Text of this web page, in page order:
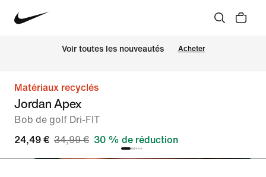
Voir toutes les nouveautés Acheter
Matériaux recyclés
Jordan Apex
Bob de golf Dri-FIT
24,49 € 34,99 € 30 % de réduction